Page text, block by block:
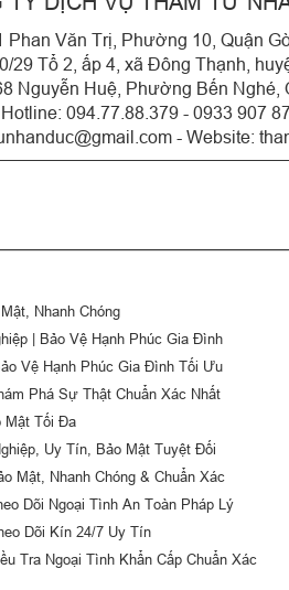
Phan Văn Trị, Phường 10, Quận
29 Tổ 2, ấp 4, xã Đông Thạnh,
Nguyễn Huệ, Phường Bến Nghé,
Hotline: 094.77.88.379 - 0933 907
- Website:
Nhanh Chóng
| Bảo Vệ Hạnh Phúc Gia Đình
Vệ Hạnh Phúc Gia Đình Tối Ưu
Phá Sự Thật Chuẩn Xác Nhất
Mật Tối Đa
Uy Tín, Bảo Mật Tuyệt Đối
Mật, Nhanh Chóng & Chuẩn Xác
Dõi Ngoại Tình An Toàn Pháp Lý
Dõi Kín 24/7 Uy Tín
Tra Ngoại Tình Khẩn Cấp Chuẩn Xác